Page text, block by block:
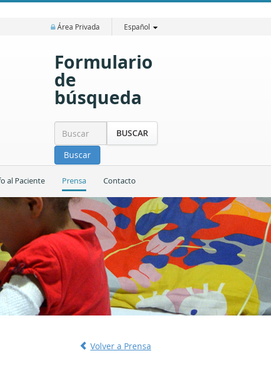
Área Privada Español
Formulario
de
búsqueda
BUSCAR
Buscar
al Paciente Prensa Contacto
Volver a Prensa